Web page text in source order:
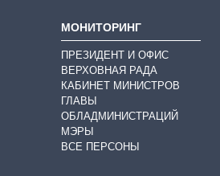
МОНИТОРИНГ
ПРЕЗИДЕНТ И ОФИС
ВЕРХОВНАЯ РАДА
КАБИНЕТ МИНИСТРОВ
ГЛАВЫ
ОБЛАДМИНИСТРАЦИЙ
МЭРЫ
ВСЕ ПЕРСОНЫ